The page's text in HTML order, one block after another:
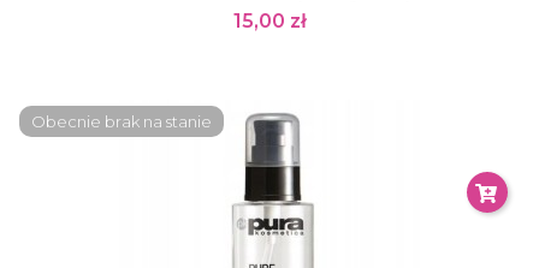
15,00 zł
Obecnie brak na stanie